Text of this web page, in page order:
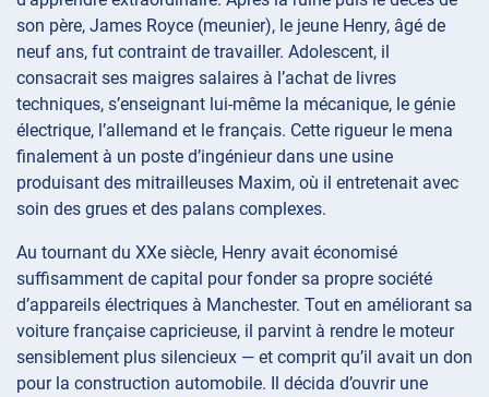
son père, James Royce (meunier), le jeune Henry, âgé de
neuf ans, fut contraint de travailler. Adolescent, il
consacrait ses maigres salaires à l’achat de livres
techniques, s’enseignant lui-même la mécanique, le génie
électrique, l’allemand et le français. Cette rigueur le mena
finalement à un poste d’ingénieur dans une usine
produisant des mitrailleuses Maxim, où il entretenait avec
soin des grues et des palans complexes.
Au tournant du XXe siècle, Henry avait économisé
suffisamment de capital pour fonder sa propre société
d’appareils électriques à Manchester. Tout en améliorant sa
voiture française capricieuse, il parvint à rendre le moteur
sensiblement plus silencieux — et comprit qu’il avait un don
pour la construction automobile. Il décida d’ouvrir une